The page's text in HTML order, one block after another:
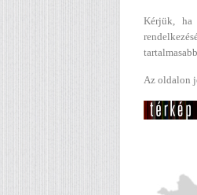
Kérjük, ha
Az oldalon